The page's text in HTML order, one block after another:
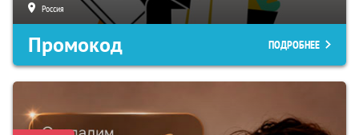
Россия
Промокод ПОДРОБНЕЕ